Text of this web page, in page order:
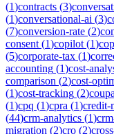
(1)contracts (3)
(1)conversational-ai (3)
(7)conversion-rate (2)
consent (1)copilot (1)
(5)corporate-tax (1)
accounting (1)cost-
comparison (2)cost-
(1)cost-tracking (2)
(1)cpq (1)cpra (1)credit-
(44)crm-analytics (1)
migration (2)cro (2)